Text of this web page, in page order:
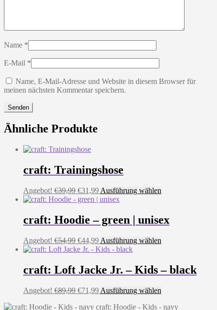
Name *
E-Mail *
Name, E-Mail-Adresse und Website in diesem Browser für
meinen nächsten Kommentar speichern.
Ähnliche Produkte
craft: Trainingshose
Angebot! €39,99 Ursprünglicher
Preis
€39,99
€31,99Aktueller
Preis
€31,99.
Ausführung wählen
Varianten
Die
auf
der
gewählt
craft: Hoodie – green | unisex
Angebot! €54,99 Ursprünglicher
Preis
€54,99
€44,99Aktueller
Preis
€44,99.
Ausführung wählen
mehrere
Varianten
Die
craft: Loft Jacke Jr. – Kids – black
Angebot! €89,99 Ursprünglicher
war:
€71,99Aktueller
ist:
Ausführung wählen
weist
craft: Hoodie - Kids - navy